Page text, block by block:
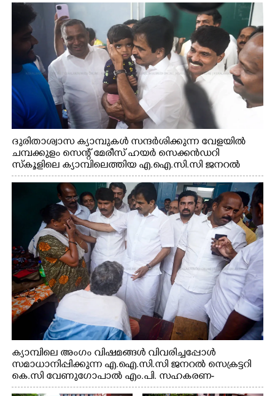
ദുരിതാശ്വാസ ക്യാമ്പുകൾ സന്ദർശിക്കുന്ന വേളയിൽ
ചമ്പക്കുളം സെന്റ് മേരീസ് ഹയർ സെക്കൻഡറി
സ്കൂളിലെ ക്യാമ്പിലെത്തിയ എ.ഐ.സി.സി ജനറൽ
സെക്രട്ടറി കെ.സി വേണുഗോപാൽ എം.പി കുരുന്നിനെ
എടുത്ത് ലാളിച്ചപ്പോൾ. സഹകരണ-എക്സൈസ്
വകുപ്പ് മന്ത്രി എം. ലിജു, കൃഷിവകുപ്പ് മന്ത്രി ടി. സിദ്ദിഖ്,
റെജി ചെറിയാൻ എം. എൽ. എ എന്നിവർ സമീപം
ക്യാമ്പിലെ അംഗം വിഷമങ്ങൾ വിവരിച്ചപ്പോൾ
സമാധാനിപ്പിക്കുന്ന എ.ഐ.സി.സി ജനറൽ സെക്രട്ടറി
കെ.സി വേണുഗോപാൽ എം.പി. സഹകരണ-
എക്സൈസ് വകുപ്പ് മന്ത്രി എം. ലിജു, എന്നിവർ